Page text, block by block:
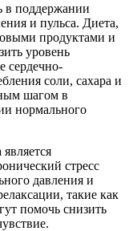
в поддержании
и пульса. Диета,
продуктами и
уровень
сердечно-
соли, сахара и
шагом в
нормального
стресс
давления и
такие как
помочь снизить